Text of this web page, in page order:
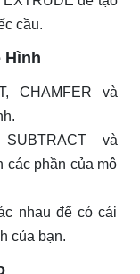
cầu.
Hình
CHAMFER và
và
các phần của mô
nhau để có cái
của bạn.